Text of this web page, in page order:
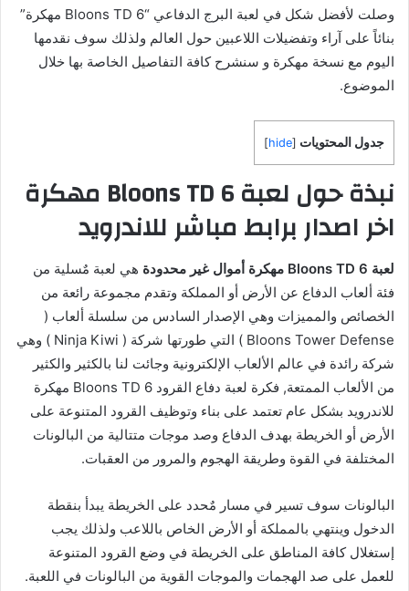
وصلت لأفضل شكل في لعبة البرج الدفاعي “Bloons TD 6 مهكرة”
بنائاً على آراء وتفضيلات اللاعبين حول العالم ولذلك سوف نقدمها
اليوم مع نسخة مهكرة و سنشرح كافة التفاصيل الخاصة بها خلال
الموضوع.
جدول المحتويات [
hide
]
نبذة حول لعبة Bloons TD 6 مهكرة
اخر اصدار برابط مباشر للاندرويد
لعبة Bloons TD 6 مهكرة أموال غير محدودة
هي لعبة مٌسلية من
فئة ألعاب الدفاع عن الأرض أو المملكة وتقدم مجموعة رائعة من
الخصائص والمميزات وهي الإصدار السادس من سلسلة ألعاب (
Bloons Tower Defense ) التي طورتها شركة ( Ninja Kiwi ) وهي
شركة رائدة في عالم الألعاب الإلكترونية وجائت لنا بالكثير والكثير
من الألعاب الممتعة, فكرة لعبة دفاع القرود Bloons TD 6 مهكرة
للاندرويد بشكل عام تعتمد على بناء وتوظيف القرود المتنوعة على
الأرض أو الخريطة بهدف الدفاع وصد موجات متتالية من البالونات
المختلفة في القوة وطريقة الهجوم والمرور من العقبات.
البالونات سوف تسير في مسار مٌحدد على الخريطة يبدأ بنقطة
الدخول وينتهي بالمملكة أو الأرض الخاص باللاعب ولذلك يجب
إستغلال كافة المناطق على الخريطة في وضع القرود المتنوعة
للعمل على صد الهجمات والموجات القوية من البالونات في اللعبة.